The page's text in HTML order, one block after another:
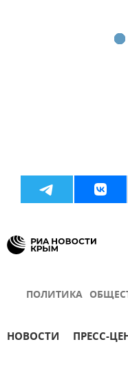
ПОЛИТИКА
НОВОСТИ ПРЕСС-